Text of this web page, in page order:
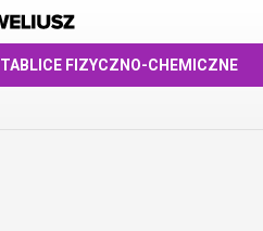
TABLICE FIZYCZNO-CHEMICZNE